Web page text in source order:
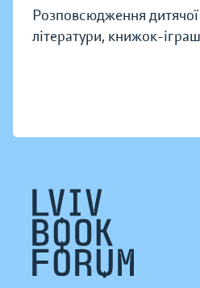
Розповсюдження
літератури, книжок-